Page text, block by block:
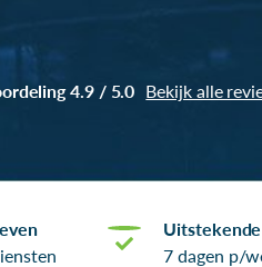
4.9 / 5.0 Bekijk alle
7 dagen p/